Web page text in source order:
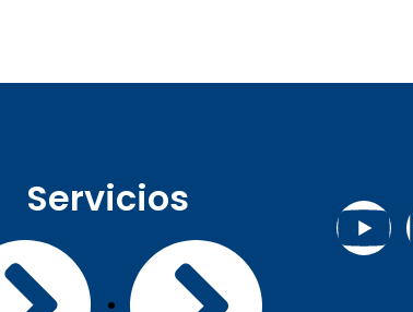
Servicios